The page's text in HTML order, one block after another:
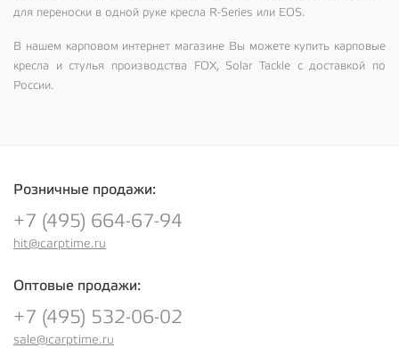
для переноски в одной руке кресла R-Series или EOS.
В нашем карповом интернет магазине Вы можете купить карповые
кресла и стулья производства FOX, Solar Tackle с доставкой по
России.
Розничные продажи:
+7 (495) 664-67-94
hit@carptime.ru
Оптовые продажи:
+7 (495) 532-06-02
sale@carptime.ru